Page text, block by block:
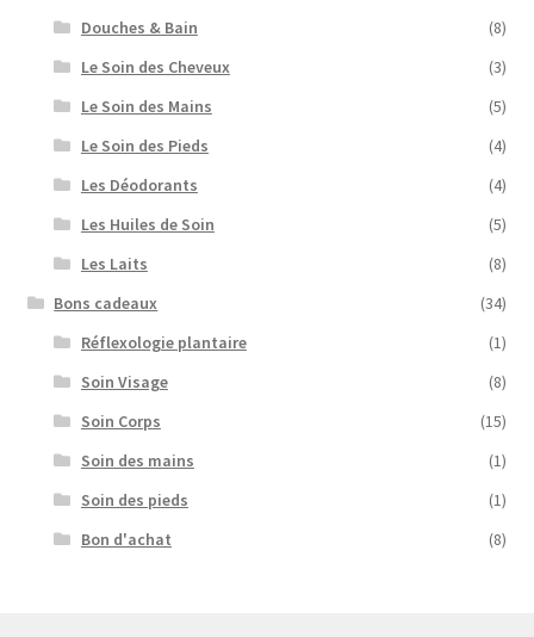
Douches & Bain
(8)
Le Soin des Cheveux
(3)
Le Soin des Mains
(5)
Le Soin des Pieds
(4)
Les Déodorants
(4)
Les Huiles de Soin
(5)
Les Laits
(8)
Bons cadeaux
(34)
Réflexologie plantaire
(1)
Soin Visage
(8)
Soin Corps
(15)
Soin des mains
(1)
Soin des pieds
(1)
Bon d'achat
(8)